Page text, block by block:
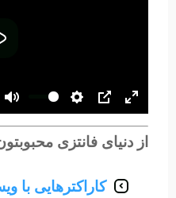
از دنیای فانتزی
کاراکترهایی با